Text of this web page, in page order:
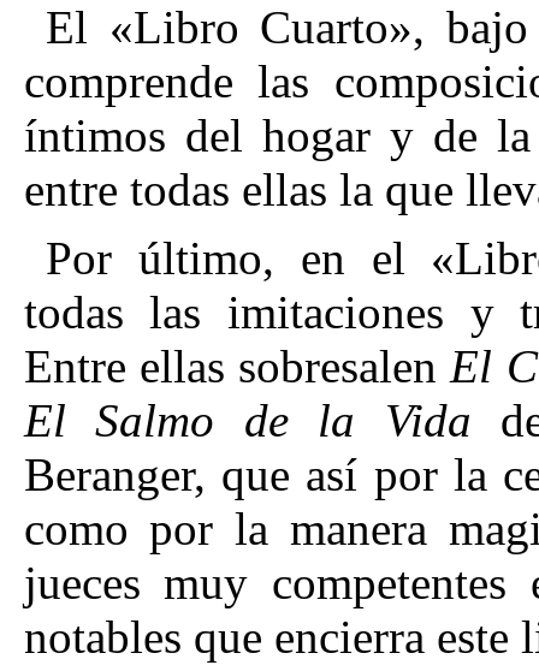
El «Libro Cuarto»,
comprende las
íntimos del hogar y de la
entre todas ellas la que
Por último, en el
todas las imitaciones y
Entre ellas sobresalenEl
El Salmo de la Vida
Beranger, que así por la
como por la manera
jueces muy
notables que encierra este